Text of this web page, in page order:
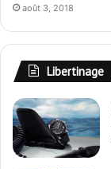
août 3, 2018
Libertinage